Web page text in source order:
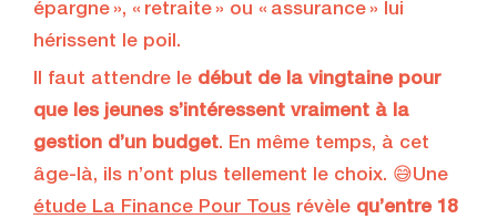
épargne », « retraite » ou « assurance » lui
hérissent le poil.
Il faut attendre le début de la vingtaine pour
que les jeunes s’intéressent vraiment à la
gestion d’un budget. En même temps, à cet
âge-là, ils n’ont plus tellement le choix. 😅Une
étude La Finance Pour Tous révèle qu’entre 18